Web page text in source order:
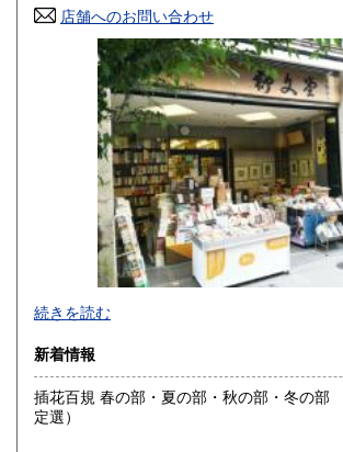
香川県 250円
250円 福岡県
250円 長崎県
250円 大分県
250円 鹿児島県
250円
店舗へのお問い合わせ
明治10年創業。九州の郷土誌、特に熊本の
えております。その他古典籍、和本、古文書
沿線名：JR および 熊本市電
最寄駅：熊本駅より熊本市電に乗り換えて
車徒歩5分
続きを読む
新着情報
插花百規 春の部・夏の部・秋の部・冬の部 ４冊揃
定選）